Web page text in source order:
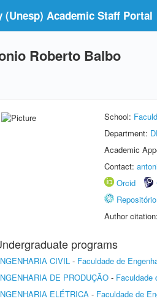
Academic Staff Portal
Roberto Balbo
School:
Department:
Academic
Contact:
Orcid
Author citation:
programs
CIVIL - Faculdade de
DE PRODUÇÃO - Faculdade
ELÉTRICA - Faculdade de